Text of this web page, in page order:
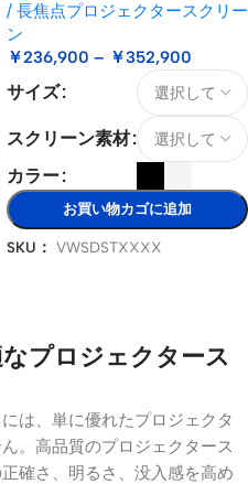
/ 長焦点プロジェクタースクリー
ン
￥236,900 – ￥352,900
サイズ
スクリーン素材
カラー
お買い物カゴに追加
SKU： VWSDSTXXXX
プロジェクタース
は、単に優れたプロジェクタ
。高品質のプロジェクタース
確さ、明るさ、没入感を高め